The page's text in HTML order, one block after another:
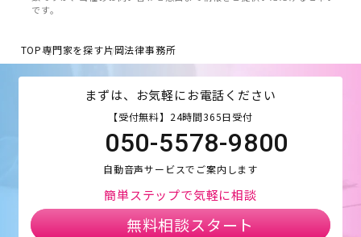
です。
TOP専門家を探す片岡法律事務所
まずは、お気軽にお電話ください
【受付無料】24時間365日受付
050-5578-9800
自動音声サービスでご案内します
簡単ステップで気軽に相談
無料相談スタート